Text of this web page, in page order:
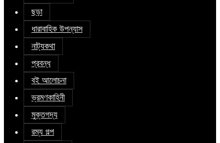
ছড়া
ধারাবাহিক উপন্যাস
নাট্যকথা
প্রবন্ধ
বই আলোচনা
ভ্রমণকাহিনী
মুক্তগদ্য
রম্য গল্প